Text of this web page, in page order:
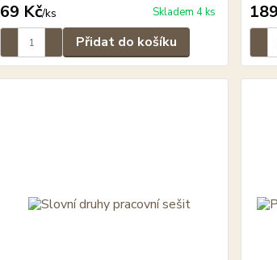
69 Kč/ks Skladem 4 ks
Přidat do košíku